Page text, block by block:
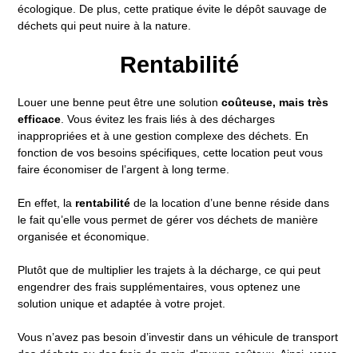
écologique. De plus, cette pratique évite le dépôt sauvage de
déchets qui peut nuire à la nature.
Rentabilité
Louer une benne peut être une solutioncoûteuse, mais très
efficace. Vous évitez les frais liés à des décharges
inappropriées et à une gestion complexe des déchets. En
fonction de vos besoins spécifiques, cette location peut vous
faire économiser de l’argent à long terme.
En effet, la rentabilité de la location d’une benne réside dans
le fait qu’elle vous permet de gérer vos déchets de manière
organisée et économique.
Plutôt que de multiplier les trajets à la décharge, ce qui peut
engendrer des frais supplémentaires, vous optenez une
solution unique et adaptée à votre projet.
Vous n’avez pas besoin d’investir dans un véhicule de transport